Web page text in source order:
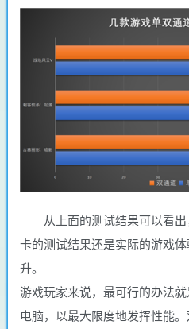
从上面的测试结果可以看
卡的测试结果还是实际的游戏
升。
游戏玩家来说，最可行的办法
电脑，以最大限度地发挥性能